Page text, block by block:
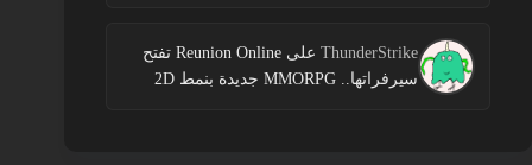
ThunderStrike على
Reunion Online تفتح
سيرفراتها.. MMORPG جديدة بنمط 2D